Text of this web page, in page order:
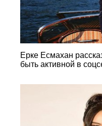
Ерке Есмахан
быть активной в